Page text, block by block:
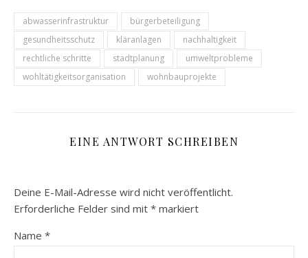
abwasserinfrastruktur
bürgerbeteiligung
gesundheitsschutz
kläranlagen
nachhaltigkeit
rechtliche schritte
stadtplanung
umweltprobleme
wohltätigkeitsorganisation
wohnbauprojekte
EINE ANTWORT SCHREIBEN
Deine E-Mail-Adresse wird nicht veröffentlicht.
Erforderliche Felder sind mit * markiert
Name *